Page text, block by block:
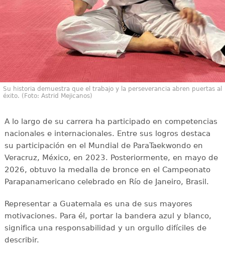
Su historia demuestra que el trabajo y la perseverancia abren puertas al
éxito. (Foto: Astrid Mejicanos)
A lo largo de su carrera ha participado en competencias
nacionales e internacionales. Entre sus logros destaca
su participación en el Mundial de ParaTaekwondo en
Veracruz, México, en 2023. Posteriormente, en mayo de
2026, obtuvo la medalla de bronce en el Campeonato
Parapanamericano celebrado en Río de Janeiro, Brasil.
Representar a Guatemala es una de sus mayores
motivaciones. Para él, portar la bandera azul y blanco,
significa una responsabilidad y un orgullo difíciles de
describir.